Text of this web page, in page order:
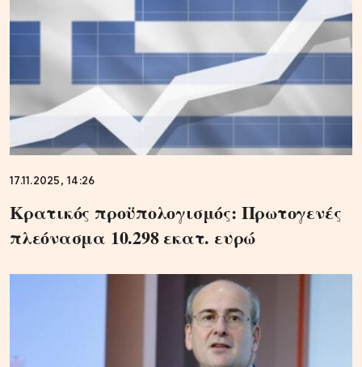
17.11.2025, 14:26
Κρατικός προϋπολογισμός: Πρωτογενές
πλεόνασμα 10.298 εκατ. ευρώ